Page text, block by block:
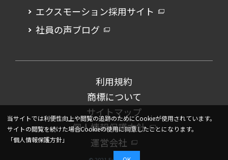
エクスモーション採用サイト
社員の声ブログ
利用規約
商標について
サイトマップ
個人情報保護方針
運営会社
当サイトでは利便性向上や閲覧の追跡のためにCookieが使用されています。
サイトの閲覧を続けた場合Cookieの使用に同意したことになります。
「個人情報保護方針」